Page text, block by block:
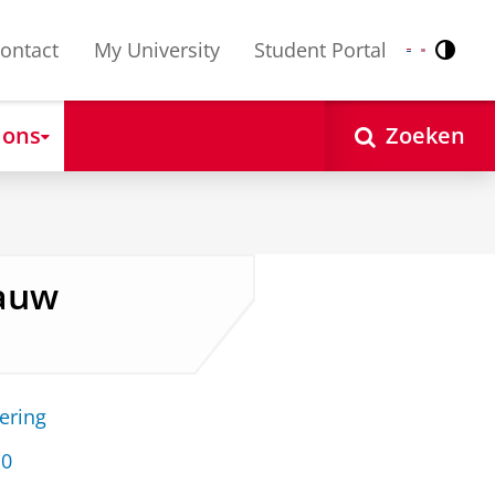
My University Student Portal Nederlands
English
Zoeken